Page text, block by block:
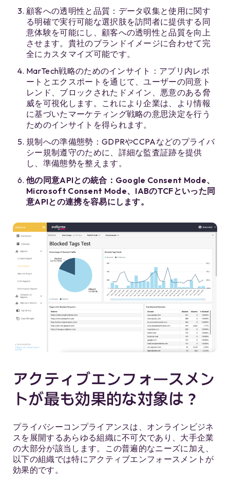
顧客への透明性と品質：データ収集と使用に関す
る明確で実行可能な選択肢を訪問者に提供する同
意体験を可能にし、顧客への透明性と品質を向上
させます。貴社のブランドイメージに合わせて完
全にカスタマイズ可能です。
MarTech戦略のためのインサイト：アプリ内レポ
ートとエクスポートを通じて、ユーザーの同意ト
レンド、ブロックされたドメイン、悪意のある脅
威を可視化します。これにより企業は、より情報
に基づいたマーケティング戦略の意思決定を行う
ためのインサイトを得られます。
規制への準備態勢：GDPRやCCPAなどのプライバ
シー規制遵守のために、詳細な監査証跡を提供
し、準備態勢を整えます。
他の同意APIとの統合：Google Consent Mode、
Microsoft Consent Mode、IABのTCFといった同
意APIとの連携を容易にします。
アクティブエンフォースメン
トが最も効果的な対象は？
プライバシーコンプライアンスは、オンラインビジネ
スを展開するあらゆる組織に不可欠であり、大手企業
の大部分が該当します。この普遍的なニーズに加え、
以下の組織では特にアクティブエンフォースメントが
効果的です。